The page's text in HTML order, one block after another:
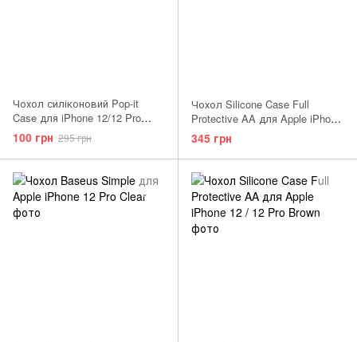
Чохол силіконовий Pop-it
Case для iPhone 12/12 Pro
фіолетовий Purple
100 грн 295 грн
Чохол Silicone Case Full
Protective AA для Apple iPhone
12 / 12 Pro Barbie Pink
345 грн